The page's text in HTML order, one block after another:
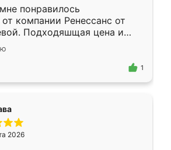
понравилось
компании Ренессанс от
Подходяшщая цена и
изготовления. Приехавший
Владислав
моему эскизу самый
1
2026